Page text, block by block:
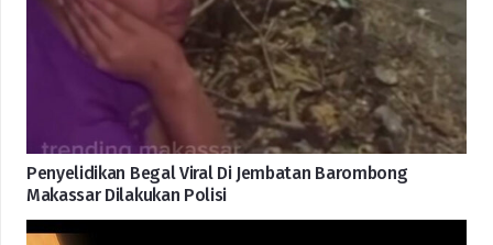
Penyelidikan Begal Viral Di Jembatan Barombong
Makassar Dilakukan Polisi